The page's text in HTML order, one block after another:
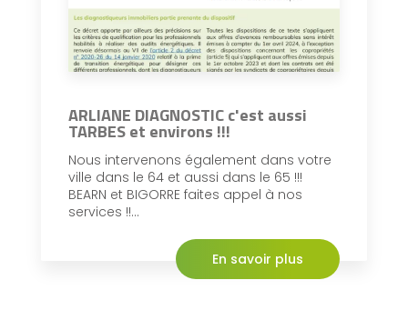
ARLIANE DIAGNOSTIC c'est aussi
TARBES et environs !!!
Nous intervenons également dans votre
ville dans le 64 et aussi dans le 65 !!!
BEARN et BIGORRE faites appel à nos
services !!...
En savoir plus